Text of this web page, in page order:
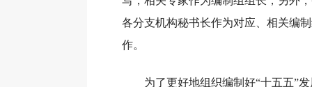
各分支机构秘书长作为对应、相关编
作。
为了更好地组织编制好“十五五”